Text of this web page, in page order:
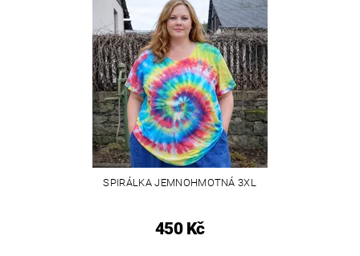
SPIRÁLKA JEMNOHMOTNÁ 3XL
450 Kč